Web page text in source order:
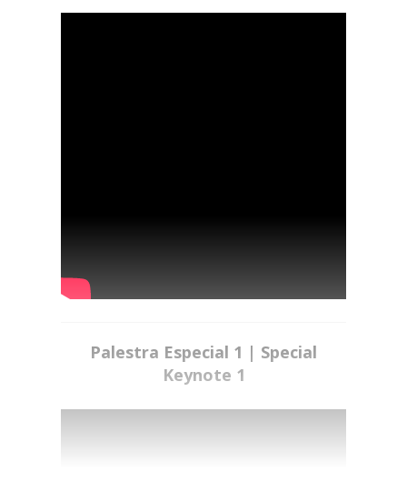
Palestra Especial 1 | Special
Keynote 1